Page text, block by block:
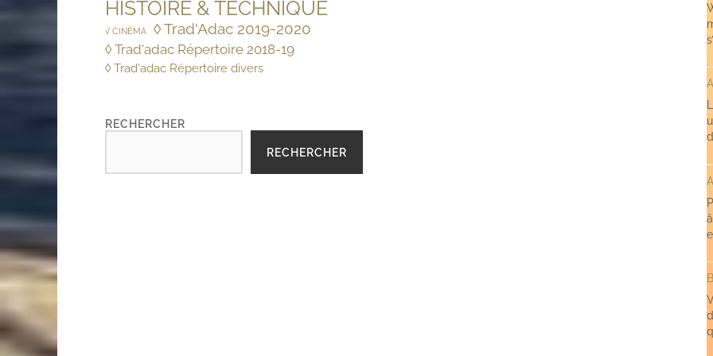
HISTOIRE & TECHNIQUE
√ CINÉMA ◊ Trad'Adac 2019-2020
◊ Trad'adac Répertoire 2018-19
◊ Trad'adac Répertoire divers
RECHERCHER
RECHERCHER